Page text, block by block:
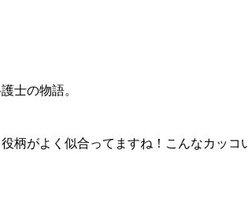
士の物語。
柄がよく似合ってますね！こんなカッコ